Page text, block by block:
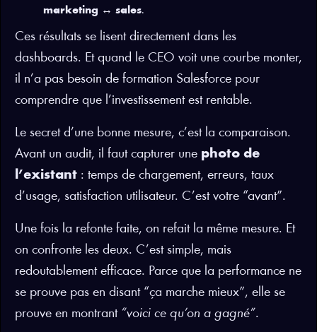
marketing ↔ sales.
Ces résultats se lisent directement dans les
dashboards. Et quand le CEO voit une courbe monter,
il n’a pas besoin de formation Salesforce pour
comprendre que l’investissement est rentable.
Le secret d’une bonne mesure, c’est la comparaison.
Avant un audit, il faut capturer une photo de
l’existant : temps de chargement, erreurs, taux
d’usage, satisfaction utilisateur. C’est votre “avant”.
Une fois la refonte faite, on refait la même mesure. Et
on confronte les deux. C’est simple, mais
redoutablement efficace. Parce que la performance ne
se prouve pas en disant “ça marche mieux”, elle se
prouve en montrant “voici ce qu’on a gagné”.